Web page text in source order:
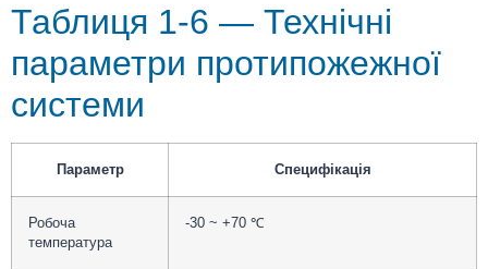
Таблиця 1-6 — Технічні
параметри протипожежної
системи
Параметр Специфікація
Робоча
температура
-30 ~ +70 ℃